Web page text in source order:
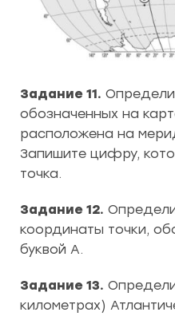
Задание 11.
обозначенных на
расположена на
Запишите цифру,
точка.
Задание 12.
координаты точки,
буквой А.
Задание 13.
километрах)